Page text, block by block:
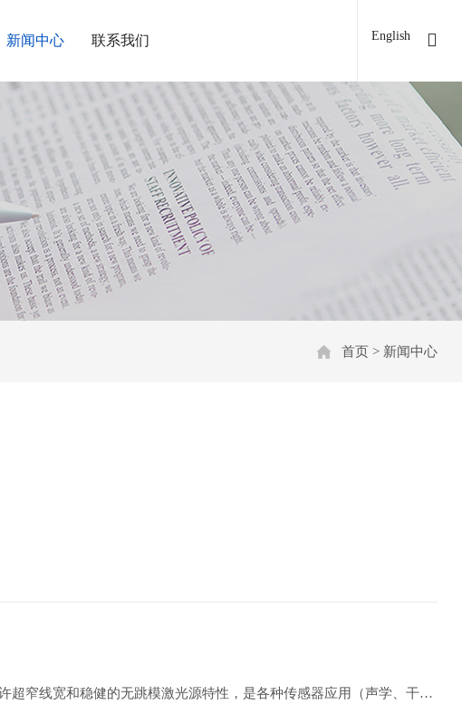
新闻中心 联系我们 English
首页 > 新闻中心
窄线宽和稳健的无跳模激光源特性，是各种传感器应用（声学、干涉